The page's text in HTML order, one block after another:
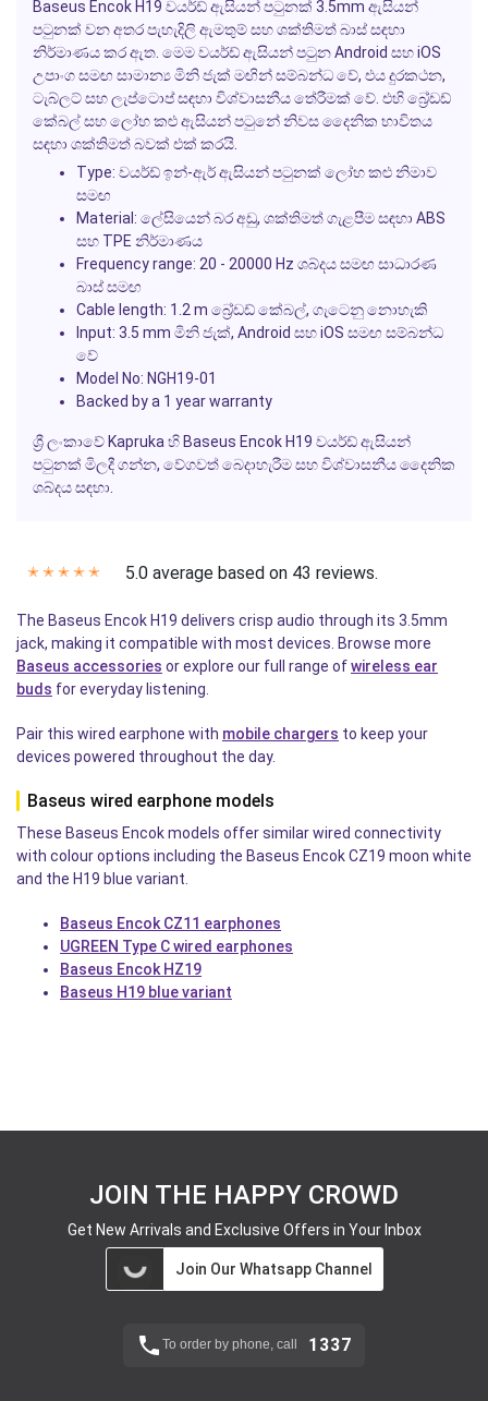
Baseus Encok H19 වයර්ඩ් ඇසියන් පටුනක් 3.5mm ඇසියන්
පටුනක් වන අතර පැහැදිලි ඇමතුම් සහ ශක්තිමත් බාස් සඳහා
නිර්මාණය කර ඇත. මෙම වයර්ඩ් ඇසියන් පටුන Android සහ iOS
උපාංග සමඟ සාමාන්‍ය මිනි ජැක් මඟින් සම්බන්ධ වේ, එය දුරකථන,
ටැබ්ලට් සහ ලැප්ටොප් සඳහා විශ්වාසනීය තේරීමක් වේ. එහි බ්‍රේඩඩ්
කේබල් සහ ලෝහ කළු ඇසියන් පටුනේ නිවස දෛනික භාවිතය
සඳහා ශක්තිමත් බවක් එක් කරයි.
Type: වයර්ඩ් ඉන්-ඇර් ඇසියන් පටුනක් ලෝහ කළු නිමාව
සමඟ
Material: ලේසියෙන් බර අඩු, ශක්තිමත් ගැළපීම සඳහා ABS
සහ TPE නිර්මාණය
Frequency range: 20 - 20000 Hz ශබ්දය සමඟ සාධාරණ
බාස් සමඟ
Cable length: 1.2 m බ්‍රේඩඩ් කේබල්, ගැටෙනු නොහැකි
Input: 3.5 mm මිනි ජැක්, Android සහ iOS සමඟ සම්බන්ධ
වේ
Model No: NGH19-01
Backed by a 1 year warranty
ශ්‍රී ලංකාවේ Kapruka හි Baseus Encok H19 වයර්ඩ් ඇසියන්
පටුනක් මිලදී ගන්න, වේගවත් බෙදාහැරීම සහ විශ්වාසනීය දෛනික
ශබ්දය සඳහා.
✭ ✭ ✭ ✭ ✭ 5.0 average based on 43 reviews.
The Baseus Encok H19 delivers crisp audio through its 3.5mm
jack, making it compatible with most devices. Browse more
Baseus accessories or explore our full range ofwireless ear
buds for everyday listening.
Pair this wired earphone with mobile chargers to keep your
devices powered throughout the day.
Baseus wired earphone models
These Baseus Encok models offer similar wired connectivity
with colour options including the Baseus Encok CZ19 moon white
and the H19 blue variant.
Baseus Encok CZ11 earphones
UGREEN Type C wired earphones
Baseus Encok HZ19
Baseus H19 blue variant
JOIN THE HAPPY CROWD
Get New Arrivals and Exclusive Offers in Your Inbox
Join Our Whatsapp Channel
To order by phone, call 1337